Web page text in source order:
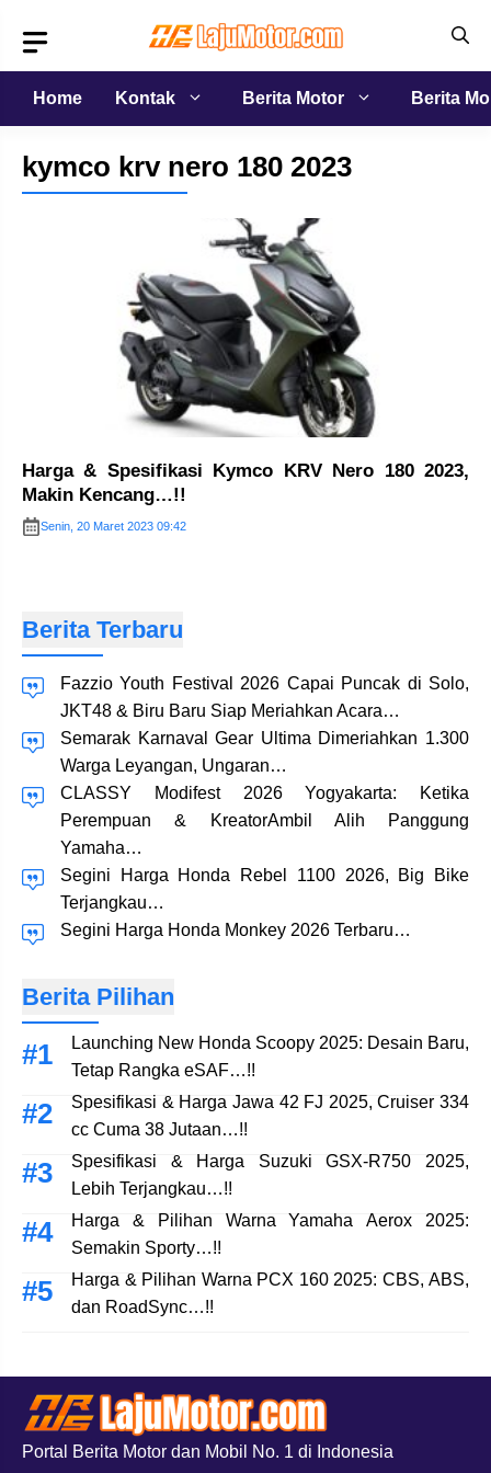
isi
Home
Kontak Berita Motor Berita
kymco krv nero 180 2023
Harga & Spesifikasi Kymco KRV Nero 180 2023,
Makin Kencang…!!
Senin, 20 Maret 2023 09:42
Berita Terbaru
Fazzio Youth Festival 2026 Capai Puncak di Solo,
JKT48 & Biru Baru Siap Meriahkan Acara…
Semarak Karnaval Gear Ultima Dimeriahkan 1.300
Warga Leyangan, Ungaran…
CLASSY Modifest 2026 Yogyakarta: Ketika
Perempuan & KreatorAmbil Alih Panggung
Yamaha…
Segini Harga Honda Rebel 1100 2026, Big Bike
Terjangkau…
Segini Harga Honda Monkey 2026 Terbaru…
Berita Pilihan
Launching New Honda Scoopy 2025: Desain Baru,
Tetap Rangka eSAF…!!
Spesifikasi & Harga Jawa 42 FJ 2025, Cruiser 334
cc Cuma 38 Jutaan…!!
Spesifikasi & Harga Suzuki GSX-R750 2025,
Lebih Terjangkau…!!
Harga & Pilihan Warna Yamaha Aerox 2025:
Semakin Sporty…!!
Harga & Pilihan Warna PCX 160 2025: CBS, ABS,
dan RoadSync…!!
Portal Berita Motor dan Mobil No. 1 di Indonesia